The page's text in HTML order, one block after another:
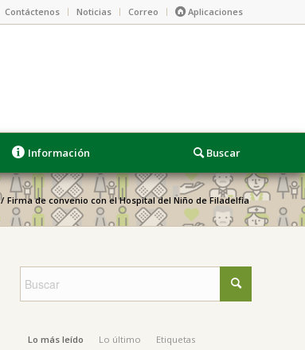
Contáctenos Noticias Correo Aplicaciones
Información
/ Firma de convenio con el Hospital del Niño de Filadelfia
Lo más leído Lo último Etiquetas